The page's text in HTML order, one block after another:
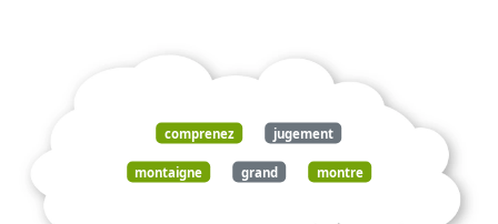
comprenez jugement
montaigne grand montre